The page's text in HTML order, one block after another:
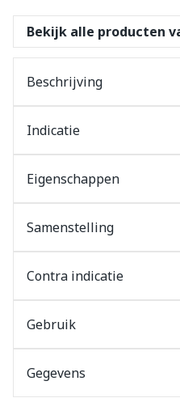
Bekijk alle producten
Beschrijving
Indicatie
Eigenschappen
Samenstelling
Contra indicatie
Gebruik
Gegevens